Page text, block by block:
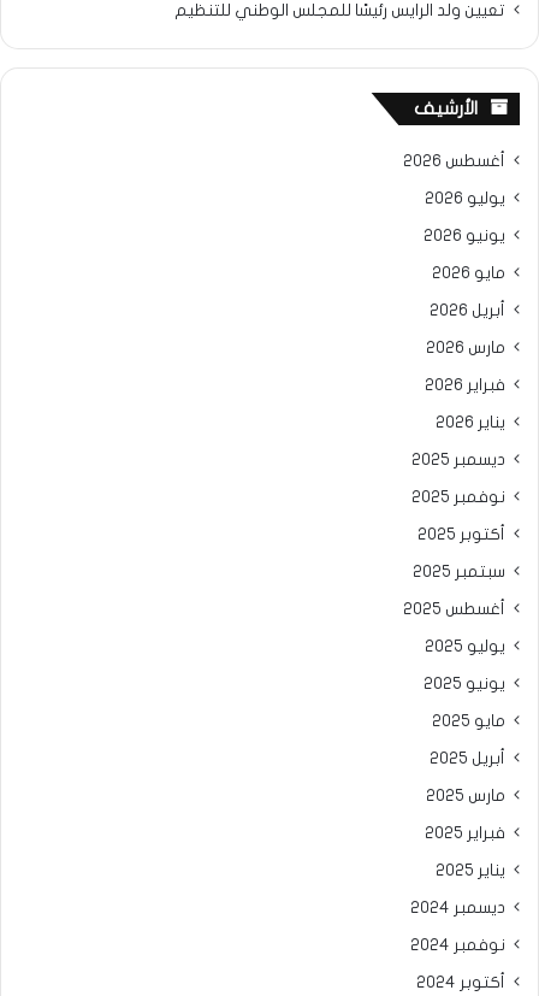
تعيين ولد الرايس رئيسًا للمجلس الوطني للتنظيم
الأرشيف
أغسطس 2026
يوليو 2026
يونيو 2026
مايو 2026
أبريل 2026
مارس 2026
فبراير 2026
يناير 2026
ديسمبر 2025
نوفمبر 2025
أكتوبر 2025
سبتمبر 2025
أغسطس 2025
يوليو 2025
يونيو 2025
مايو 2025
أبريل 2025
مارس 2025
فبراير 2025
يناير 2025
ديسمبر 2024
نوفمبر 2024
أكتوبر 2024